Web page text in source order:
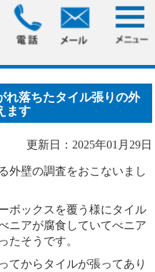
雨漏りで剥がれ落ちたタイ
れ落ちたタイル張りの外
ます
更新日：2025年01月29日
外壁の調査をおこないまし
ボックスを覆う様にタイル
ニアが腐食していてべニア
たそうです。
てからタイルが張ってあり